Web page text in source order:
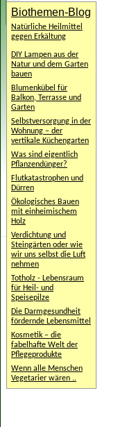
Biothemen-Blog
Natürliche Heilmittel
gegen Erkältung
DIY Lampen aus der
Natur und dem Garten
bauen
Blumenkübel für
Balkon, Terrasse und
Garten
Selbstversorgung in der
Wohnung – der
vertikale Küchengarten
Was sind eigentlich
Pflanzendünger?
Flutkatastrophen und
Dürren
Ökologisches Bauen
mit einheimischem
Holz
Verdichtung und
Steingärten oder wie
wir uns selbst die Luft
nehmen
Totholz - Lebensraum
für Heil- und
Speisepilze
Die Darmgesundheit
fördernde Lebensmittel
Kosmetik – die
fabelhafte Welt der
Pflegeprodukte
Wenn alle Menschen
Vegetarier wären ..